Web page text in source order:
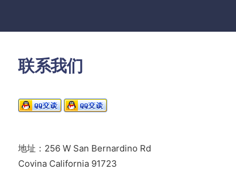
联系我们
地址：256 W San Bernardino Rd
Covina California 91723